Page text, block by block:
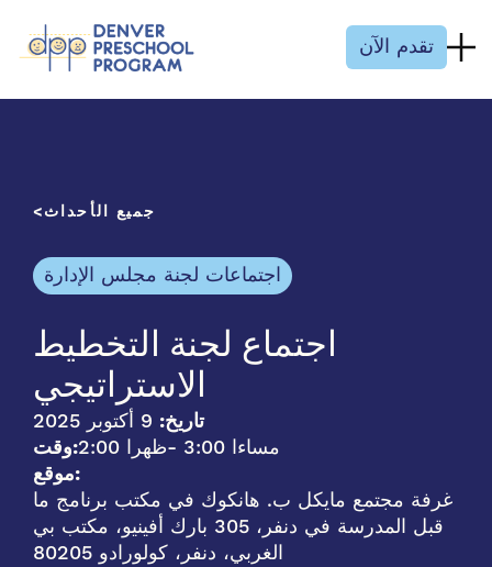
تقدم الآن
جميع الأحداث
اجتماعات لجنة مجلس الإدارة
اجتماع لجنة التخطيط
الاستراتيجي
تاريخ:
وقت:
2:00 ظهرا
- 3:00 مساءا
موقع:
غرفة مجتمع مايكل ب. هانكوك في مكتب برنامج ما
قبل المدرسة في دنفر، 305 بارك أفينيو، مكتب بي
الغربي، دنفر، كولورادو 80205